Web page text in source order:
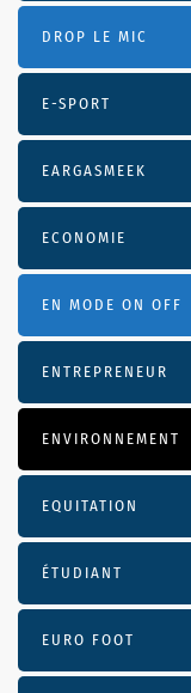
DROP LE MIC
E-SPORT
EARGASMEEK
ECONOMIE
EN MODE ON OFF
ENTREPRENEUR
ENVIRONNEMENT
EQUITATION
ÉTUDIANT
EURO FOOT